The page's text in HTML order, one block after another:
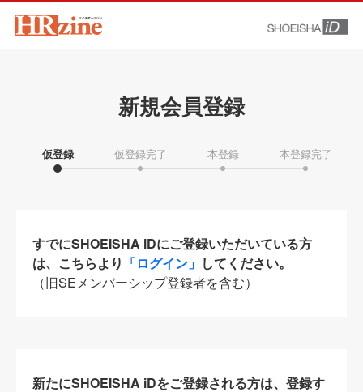
新規会員登録
仮登録 仮登録完了 本登録 本登録完了
すでにSHOEISHA iDにご登録いただいている方
は、こちらより 「ログイン」 してください。
（旧SEメンバーシップ登録者を含む）
新たにSHOEISHA iDをご登録される方は、登録す